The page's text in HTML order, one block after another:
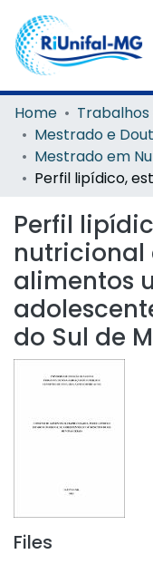
Navigate by
Instructions
About
Home
Mestrado e
Perfil
nutricional
alimentos
do Sul de
Files